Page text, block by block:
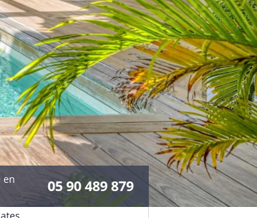
en
05 90 489 879